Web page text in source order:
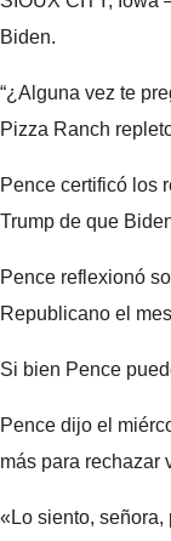
Biden.
“¿Alguna vez te
Pizza Ranch
Pence certificó los
Trump de que
Pence reflexionó
Republicano el
Si bien Pence
Pence dijo el
más para rechazar
«Lo siento,